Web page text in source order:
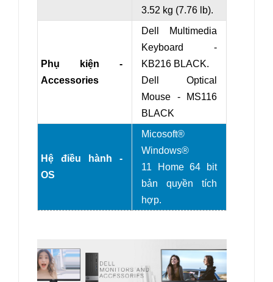
3.52 kg (7.76 lb).
Phụ kiện -
Accessories
Dell Multimedia
Keyboard -
KB216 BLACK.
Dell Optical
Mouse - MS116
BLACK
Hệ điều hành -
OS
Micosoft®
Windows®
11 Home 64 bit
bản quyền tích
hợp.